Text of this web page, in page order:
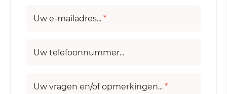
Uw e-mailadres... *
Uw telefoonnummer...
Uw vragen en/of opmerkingen... *